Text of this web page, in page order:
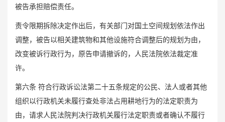
被告承担赔偿责任。
责令限期拆除决定作出后，有关部门对国土空间规划依法作出
调整，被告以相关建筑物和其他设施符合调整后的规划为由，
改变被诉行政行为，原告申请撤诉的，人民法院依法裁定准
许。
第六条 符合行政诉讼法第二十五条规定的公民、法人或者其他
组织以行政机关未履行查处非法占用耕地行为的法定职责为
由，请求人民法院判决行政机关履行法定职责或者确认不履行